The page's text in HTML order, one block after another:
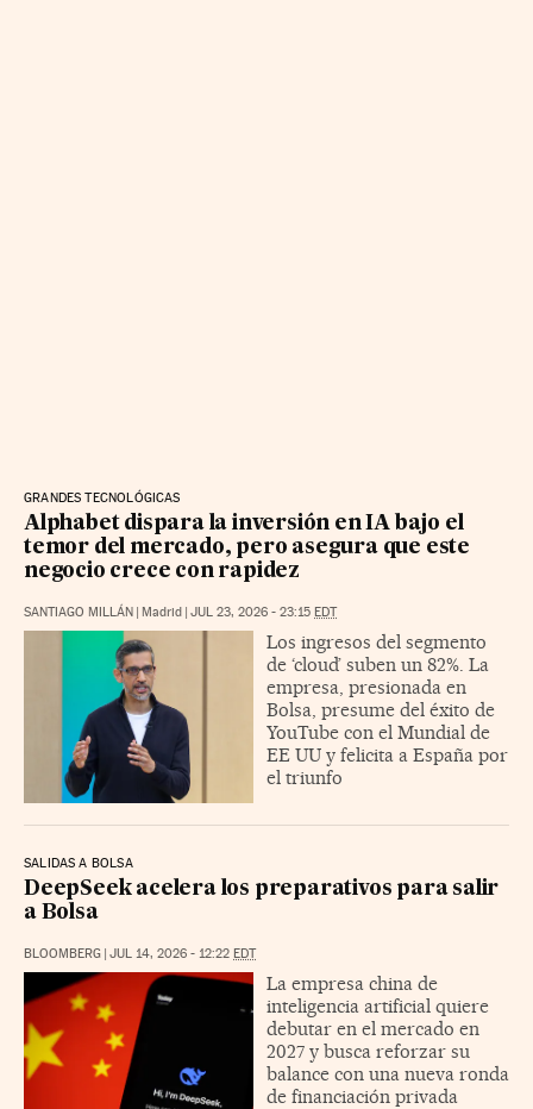
GRANDES TECNOLÓGICAS
Alphabet dispara la inversión en IA bajo el
temor del mercado, pero asegura que este
negocio crece con rapidez
SANTIAGO MILLÁN | Madrid | JUL 23, 2026 - 23:15 EDT
Los ingresos del segmento
de ‘cloud’ suben un 82%. La
empresa, presionada en
Bolsa, presume del éxito de
YouTube con el Mundial de
EE UU y felicita a España por
el triunfo
SALIDAS A BOLSA
DeepSeek acelera los preparativos para salir
a Bolsa
BLOOMBERG | JUL 14, 2026 - 12:22 EDT
La empresa china de
inteligencia artificial quiere
debutar en el mercado en
2027 y busca reforzar su
balance con una nueva ronda
de financiación privada